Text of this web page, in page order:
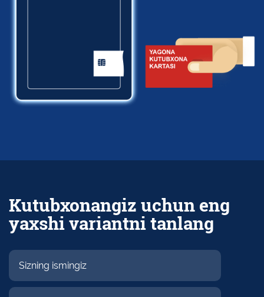
Kutubxonangiz uchun eng
yaxshi variantni tanlang